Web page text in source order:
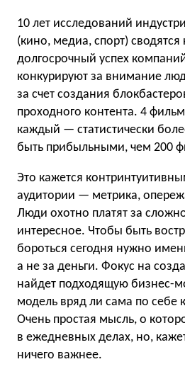
10 лет исследований
(кино, медиа, спорт) сводятся
долгосрочный успех
конкурируют за внимание
за счет создания
проходного контента. 4
каждый — статистически
быть прибыльными, чем 200
Это кажется
аудитории — метрика,
Люди охотно платят за
интересное. Чтобы быть
бороться сегодня нужно
а не за деньги. Фокус на
найдет подходящую бизнес-
модель вряд ли сама по себе
Очень простая мысль, о
в ежедневных делах, но,
ничего важнее.